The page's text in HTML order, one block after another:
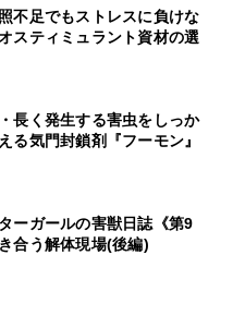
不足でもストレスに負けな
スティミュラント資材の選
長く発生する害虫をしっか
る気門封鎖剤『フーモン』
ーガールの害獣日誌《第9
合う解体現場(後編)